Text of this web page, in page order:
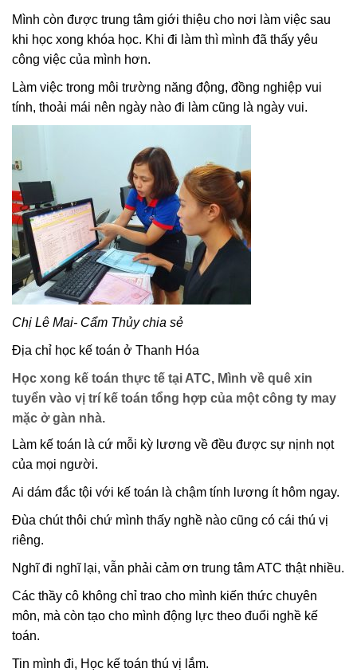
Mình còn được trung tâm giới thiệu cho nơi làm việc sau
khi học xong khóa học. Khi đi làm thì mình đã thấy yêu
công việc của mình hơn.
Làm việc trong môi trường năng động, đồng nghiệp vui
tính, thoải mái nên ngày nào đi làm cũng là ngày vui.
Chị Lê Mai- Cẩm Thủy chia sẻ
Địa chỉ học kế toán ở Thanh Hóa
Học xong kế toán thực tế tại ATC, Mình về quê xin
tuyển vào vị trí kế toán tổng hợp của một công ty may
mặc ở gàn nhà.
Làm kế toán là cứ mỗi kỳ lương về đều được sự nịnh nọt
của mọi người.
Ai dám đắc tội với kế toán là chậm tính lương ít hôm ngay.
Đùa chút thôi chứ mình thấy nghề nào cũng có cái thú vị
riêng.
Nghĩ đi nghĩ lại, vẫn phải cảm ơn trung tâm ATC thật nhiều.
Các thầy cô không chỉ trao cho mình kiến thức chuyên
môn, mà còn tạo cho mình động lực theo đuổi nghề kế
toán.
Tin mình đi, Học kế toán thú vị lắm.